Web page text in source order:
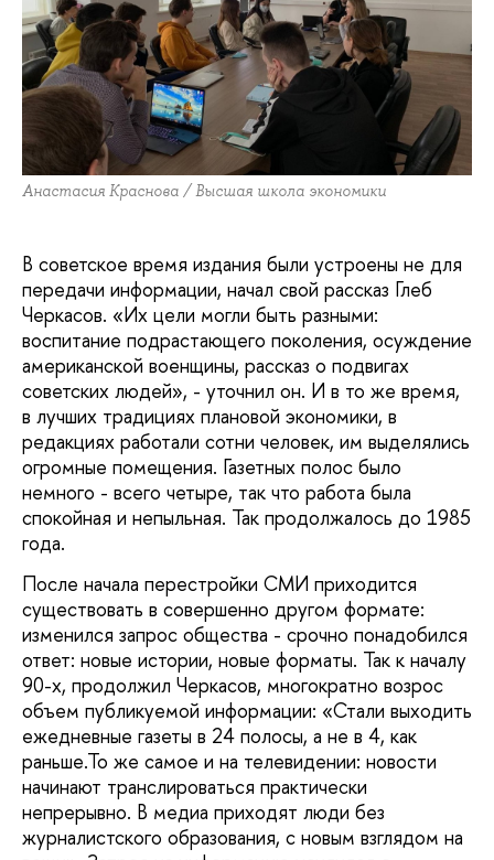
Анастасия Краснова / Высшая школа экономики
В советское время издания были устроены не для
передачи информации, начал свой рассказ Глеб
Черкасов. «Их цели могли быть разными:
воспитание подрастающего поколения, осуждение
американской военщины, рассказ о подвигах
советских людей», - уточнил он. И в то же время,
в лучших традициях плановой экономики, в
редакциях работали сотни человек, им выделялись
огромные помещения. Газетных полос было
немного - всего четыре, так что работа была
спокойная и непыльная. Так продолжалось до 1985
года.
После начала перестройки СМИ приходится
существовать в совершенно другом формате:
изменился запрос общества - срочно понадобился
ответ: новые истории, новые форматы. Так к началу
90-х, продолжил Черкасов, многократно возрос
объем публикуемой информации: «Стали выходить
ежедневные газеты в 24 полосы, а не в 4, как
раньше.То же самое и на телевидении: новости
начинают транслироваться практически
непрерывно. В медиа приходят люди без
журналистского образования, с новым взглядом на